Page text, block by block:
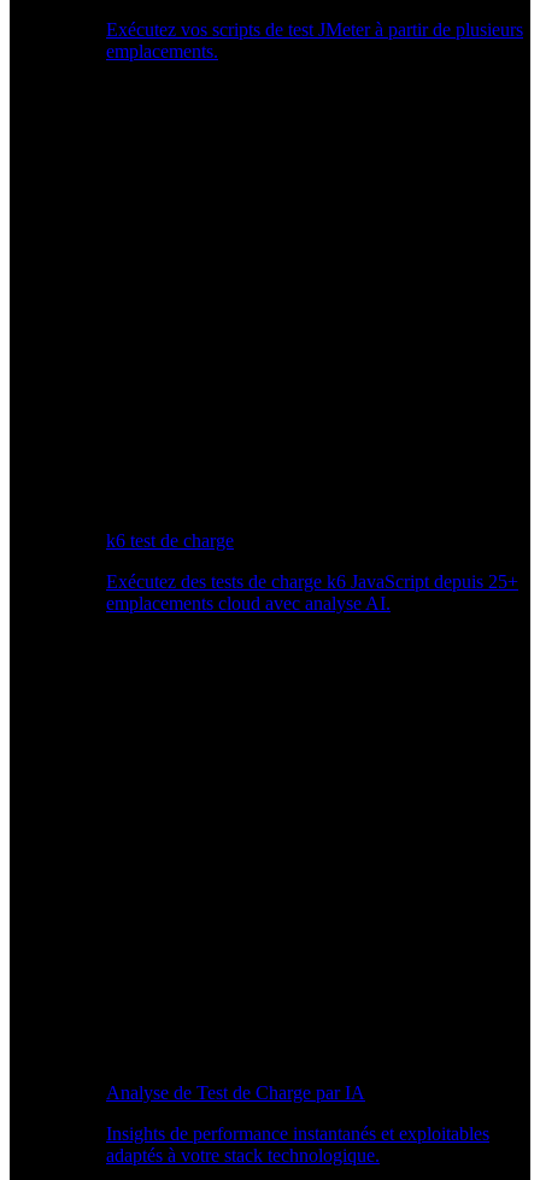
Exécutez vos scripts de test JMeter à partir de plusieurs
emplacements.
k6 test de charge
Exécutez des tests de charge k6 JavaScript depuis 25+
emplacements cloud avec analyse AI.
Analyse de Test de Charge par IA
Insights de performance instantanés et exploitables
adaptés à votre stack technologique.